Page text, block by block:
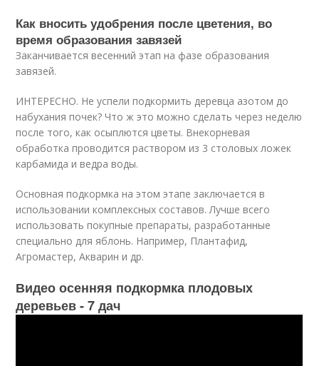
Как вносить удобрения после цветения, во
время образования завязей
Заканчивается весенний этап на фазе образования
завязей.
ИНТЕРЕСНО. Не успели подкормить деревца азотом до
набухания почек? Что ж это можно сделать через неделю
после того, как осыплются цветы. Внекорневая
обработка проводится раствором из 3 столовых ложек
карбамида и ведра воды.
Основная подкормка на этом этапе заключается в
использовании комплексных составов. Лучше всего
использовать покупные препараты, разработанные
специально для яблонь. Например, Плантафид,
Агромастер, Акварин и др.
Видео осенняя подкормка плодовых
деревьев - 7 дач